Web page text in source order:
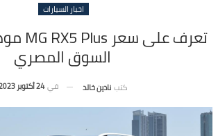
اخبار السيارات
السوق المصري
كتب نادين خالد في 24 أكتوبر 2023